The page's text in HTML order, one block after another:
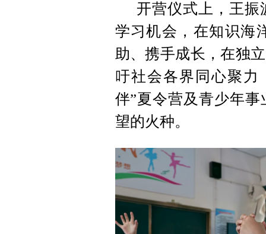
开营仪式上，王振
学习机会，在知识海
助、携手成长，在独
吁社会各界同心聚力
伴”夏令营及青少年
望的火种。